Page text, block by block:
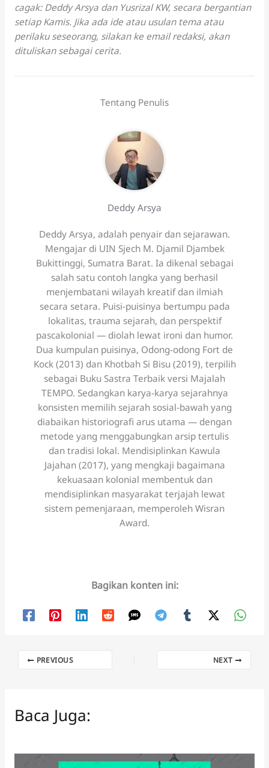
cagak: Deddy Arsya dan Yusrizal KW, secara bergantian
setiap Kamis. Jika ada ide atau usulan tema atau
perilaku seseorang, silakan ke email redaksi, akan
dituliskan sebagai cerita.
Tentang Penulis
Deddy Arsya
Deddy Arsya, adalah penyair dan sejarawan.
Mengajar di UIN Sjech M. Djamil Djambek
Bukittinggi, Sumatra Barat. Ia dikenal sebagai
salah satu contoh langka yang berhasil
menjembatani wilayah kreatif dan ilmiah
secara setara. Puisi-puisinya bertumpu pada
lokalitas, trauma sejarah, dan perspektif
pascakolonial — diolah lewat ironi dan humor.
Dua kumpulan puisinya, Odong-odong Fort de
Kock (2013) dan Khotbah Si Bisu (2019), terpilih
sebagai Buku Sastra Terbaik versi Majalah
TEMPO. Sedangkan karya-karya sejarahnya
konsisten memilih sejarah sosial-bawah yang
diabaikan historiografi arus utama — dengan
metode yang menggabungkan arsip tertulis
dan tradisi lokal. Mendisiplinkan Kawula
Jajahan (2017), yang mengkaji bagaimana
kekuasaan kolonial membentuk dan
mendisiplinkan masyarakat terjajah lewat
sistem pemenjaraan, memperoleh Wisran
Award.
Bagikan konten ini:
PREVIOUS NEXT
Baca Juga: